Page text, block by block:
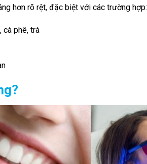
hơn rõ rệt, đặc biệt với các trường hợp:
cà phê, trà